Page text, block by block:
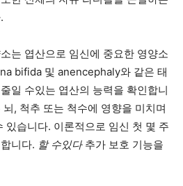
는 엽산으로 임신에 중요한 영양소
bifida 및 anencephaly와 같은 태
일 수있는 엽산의 능력을 확인합니
, 척추 또는 척수에 영향을 미치며
있습니다. 이론적으로 임신 첫 몇 주
니다. 할 수있다추가 보호 기능을